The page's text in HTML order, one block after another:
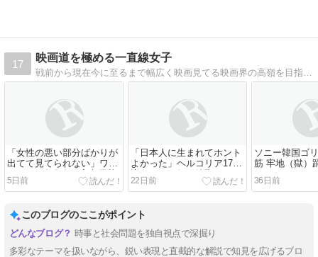
17
映画道を極める一直線女子
「女性の悪い部分ばかりが
出てて見てられない」ワッ
ショイ 5全左女が高市早苗
へのファミレス悪口大会CN
ルだろ」「もう、女の嫉妬
全開だ!」 チュウイセヨ韓
国好き声優モドキ糞
5日前
「日本人に生まれてホント
よかった」ヘルコリア17％
増ガックン無限搾取 コリア
ンごと極飲み45歳定年後の
韓人「俺たちが全米大ウ
ケ」
22日前
ソニー韓国ゴ
筋 牢地（獄）
ム
地雷モン囲っ
36日前
このブログのここがポイント
時事と社会問題を独自視点で深掘り
多彩なテーマを扱いながら、鋭い表現と直截的な解説で知見を広げるブロ